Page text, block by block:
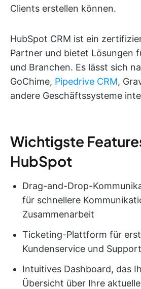
Clients erstellen können.
HubSpot CRM ist ein
Partner und bietet Lösungen
und Branchen. Es lässt sich
GoChime, Pipedrive CRM,
andere Geschäftssysteme
Wichtigste
HubSpot
Drag-and-Drop-
für schnellere
Zusammenarbeit
Ticketing-Plattform für
Kundenservice und
Intuitives Dashboard, das
Übersicht über Ihre